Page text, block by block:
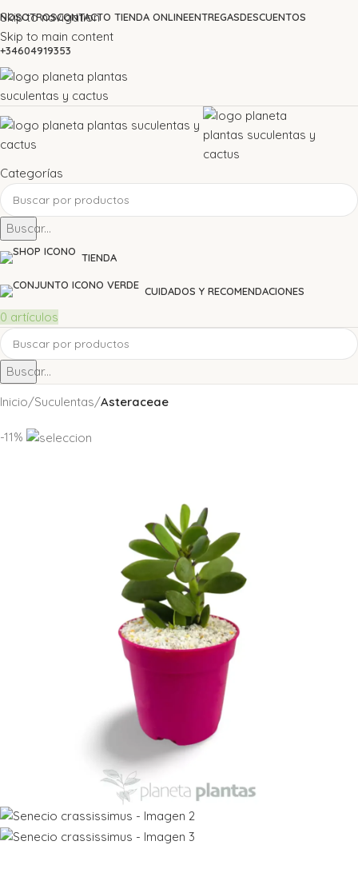
Skip to navigation
Skip to main content
NOSOTROSCONTACTO TIENDA ONLINEENTREGASDESCUENTOS
+34604919353
Categorías
Buscar...
TIENDA
CUIDADOS Y RECOMENDACIONES
0 artículos
Buscar...
Inicio Suculentas Asteraceae
-11%